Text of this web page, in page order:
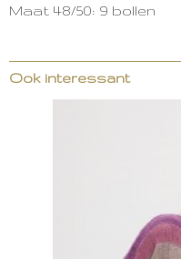
Maat 48/50: 9 bollen
Ook interessant